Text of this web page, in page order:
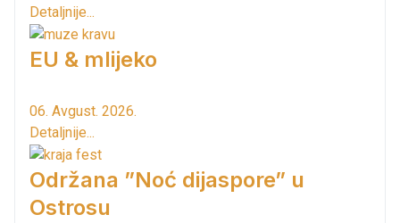
Detaljnije...
EU & mlijeko
06. Avgust. 2026.
Detaljnije...
Održana ”Noć dijaspore” u
Ostrosu